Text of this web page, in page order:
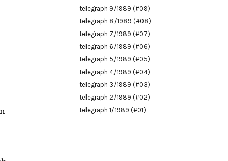
telegraph 9/1989 (#09)
telegraph 8/1989 (#08)
telegraph 7/1989 (#07)
telegraph 6/1989 (#06)
telegraph 5/1989 (#05)
telegraph 4/1989 (#04)
telegraph 3/1989 (#03)
telegraph 2/1989 (#02)
telegraph 1/1989 (#01)